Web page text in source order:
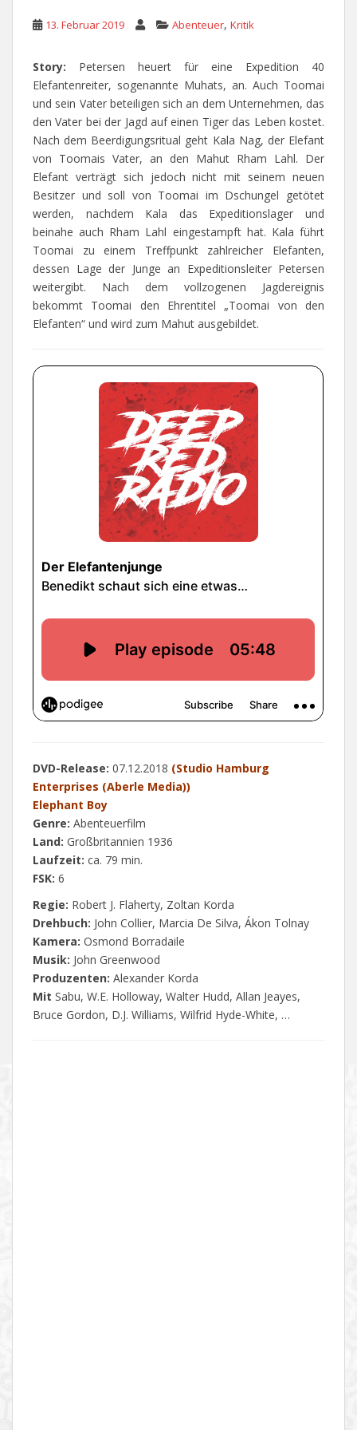
13. Februar 2019 Abenteuer, Kritik
Story: Petersen heuert für eine Expedition 40
Elefantenreiter, sogenannte Muhats, an. Auch Toomai
und sein Vater beteiligen sich an dem Unternehmen, das
den Vater bei der Jagd auf einen Tiger das Leben kostet.
Nach dem Beerdigungsritual geht Kala Nag, der Elefant
von Toomais Vater, an den Mahut Rham Lahl. Der
Elefant verträgt sich jedoch nicht mit seinem neuen
Besitzer und soll von Toomai im Dschungel getötet
werden, nachdem Kala das Expeditionslager und
beinahe auch Rham Lahl eingestampft hat. Kala führt
Toomai zu einem Treffpunkt zahlreicher Elefanten,
dessen Lage der Junge an Expeditionsleiter Petersen
weitergibt. Nach dem vollzogenen Jagdereignis
bekommt Toomai den Ehrentitel „Toomai von den
Elefanten“ und wird zum Mahut ausgebildet.
DVD-Release: 07.12.2018 (Studio Hamburg
Enterprises (Aberle Media))
Elephant Boy
Genre: Abenteuerfilm
Land: Großbritannien 1936
Laufzeit: ca. 79 min.
FSK: 6
Regie: Robert J. Flaherty, Zoltan Korda
Drehbuch: John Collier, Marcia De Silva, Ákon Tolnay
Kamera: Osmond Borradaile
Musik: John Greenwood
Produzenten: Alexander Korda
Mit Sabu, W.E. Holloway, Walter Hudd, Allan Jeayes,
Bruce Gordon, D.J. Williams, Wilfrid Hyde-White, …